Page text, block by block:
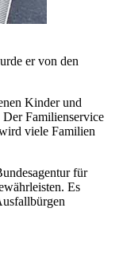
er von den
Kinder und
Der Familienservice
viele Familien
für
Es